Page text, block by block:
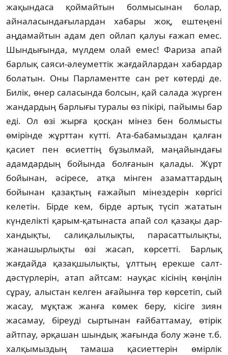
жақындаса қоймайтын болмы­сы­нан болар,
айналасындағылардан хабары жоқ, ештеңені
аңдамайтын адам деп ойлап қалуы ғажап емес.
Шындығында, мүлдем олай емес! Фариза апай
барлық саяси-әлеу­меттік жағдайлардан хабардар
болатын. Оны Парламентте сан рет көтерді де.
Билік, өнер саласында болсын, қай салада жүрген
жан­дардың барлығы туралы өз пікірі, пайы­мы бар
еді. Ол өзі жырға қосқан мінез бен бол­мысты
өмірінде жұрттан күтті. Ата-баба­мыздан қалған
қасиет пен өсиеттің бұзыл­май, маңайындағы
адамдардың бойында бол­ғанын қалады. Жұрт
бойынан, әсіресе, атқа мінген азаматтардың
бойынан қазақ­тың ғажайып мінездерін көргісі
келетін. Бірде кем, бірде артық түсіп жататын
күнде­лік­ті қарым-қатынаста апай сол қазақы дар­
хандықты, салиқалылықты, парасат­ты­лықты,
жанашырлықты өзі жасап, көрсетті. Барлық
жағдайда қазақшылықты, ұлттың ерекше салт-
дәстүрлерін, атап айтсам: нау­қас кісінің көңілін
сұрау, алыстан келген ағайынға төр көрсетіп, сый
жасау, мұқтаж жан­ға көмек беру, кісіге зиян
жасамау, біреуді сыртынан ғайбаттамау, өтірік
айтпау, әрқа­шан шындық жағында болу және т.б.
хал­қымыздың тамаша қасиеттерін өмірлік